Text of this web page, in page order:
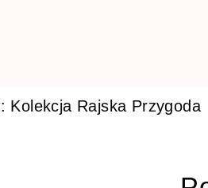
Kolekcja Rajska Przygoda